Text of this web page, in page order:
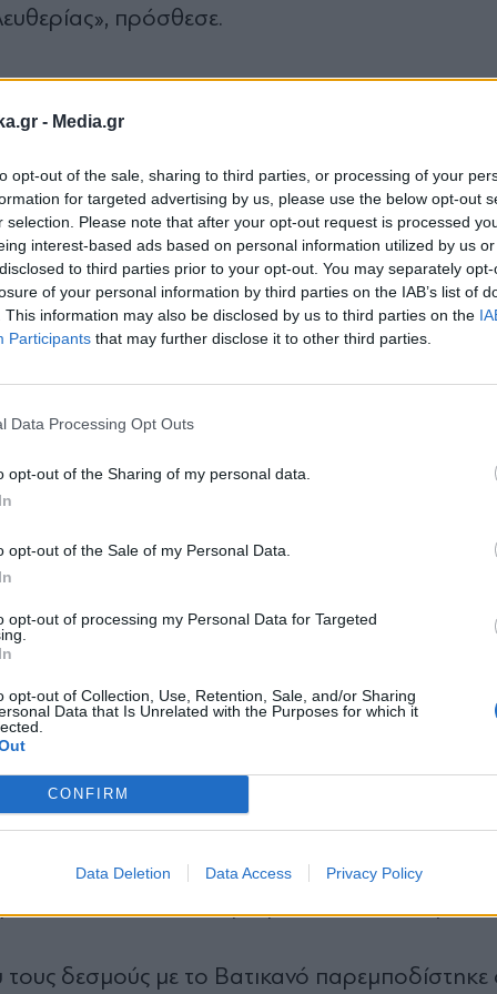
- Media.gr
opt-out of the sale, sharing to third parties, or processing of your
for targeted advertising by us, please use the below opt-out
selection. Please note that after your opt-out request is processed
interest-based ads based on personal information utilized by us
to third parties prior to your opt-out. You may separately
of your personal information by third parties on the IAB’s list of
This information may also be disclosed by us to third parties on the
Participants that may further disclose it to other third parties.
Data Processing Opt Outs
opt-out of the Sharing of my personal data.
opt-out of the Sale of my Personal Data.
opt-out of processing my Personal Data for Targeted
opt-out of Collection, Use, Retention, Sale, and/or Sharing
Data that Is Unrelated with the Purposes for which it
CONFIRM
Data Deletion Data Access Privacy Policy
πρόσθεσε.
«φιλική», αναφερόμενο στην «κοινή
της Αγίας Έδρας και των Ηνωμένων
απόψεων σχετικά με τα περιφερειακά και
από πολέμους, πολιτικές εντάσεις και
η ανάγκη να εργαζόμαστε αδιάκοπα για
προσέφερε στον Πάπα ένα μικρό
σε κάποιον που τα έχει όλα;»
λέγοντας ότι «η ελιά είναι βεβαίως το
Λέοντα και μέλους του υπουργικού
ο αντιπρόεδρος, συναντήθηκαν με τον
για την ορκωμοσία του.
Τραμπ κατά του Πάπα Λέοντος, αφού ο
την απειλή του Τραμπ να
τον περασμένο μήνα, ο Τραμπ κατηγόρησε
και καταστροφικός στην εξωτερική
δεσμούς με το Βατικανό παρεμποδίστηκε
newsletter
Αποδέχομαι τουςόρους χρήσης